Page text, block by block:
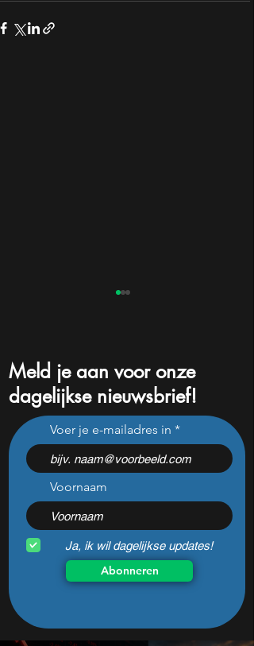
De dure kant van AI: Fed
waarschuwt dat de
rekening eerder komt dan
de opbrengst
Meld je aan voor onze
dagelijkse nieuwsbrief!
Voer je e-mailadres in
Voornaam
Ja, ik wil dagelijkse updates!
Abonneren